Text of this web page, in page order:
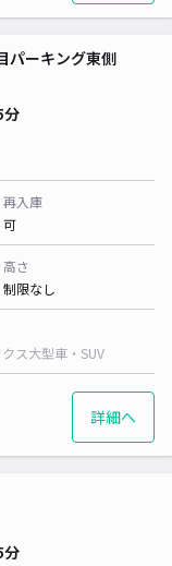
パーキング東側
分
再入庫
可
高さ
制限なし
ス大型車・SUV
詳細へ
分